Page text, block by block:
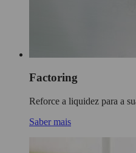
Factoring
Reforce a liquidez para a
Saber mais